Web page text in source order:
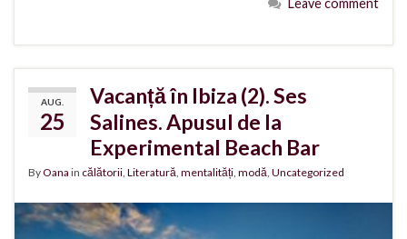
Leave comment
AUG.
25
Vacanță în Ibiza (2). Ses
Salines. Apusul de la
Experimental Beach Bar
ByOana in călătorii Literatură mentalități modă Uncategorized